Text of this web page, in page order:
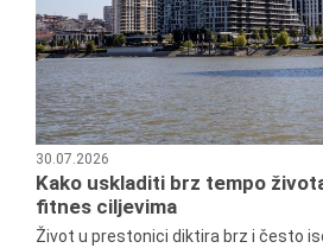
30.07.2026
Kako uskladiti brz tempo
fitnes ciljevima
Život u prestonici diktira brz i često